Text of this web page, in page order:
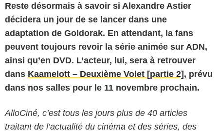
Reste désormais à savoir si Alexandre Astier
décidera un jour de se lancer dans une
adaptation de Goldorak. En attendant, la fans
peuvent toujours revoir la série animée sur ADN,
ainsi qu’en DVD. L’acteur, lui, sera à retrouver
dans Kaamelott – Deuxième Volet [partie 2], prévu
dans nos salles pour le 11 novembre prochain.
AlloCiné, c’est tous les jours plus de 40 articles
traitant de l’actualité du cinéma et des séries, des